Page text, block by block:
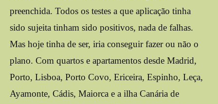
preenchida. Todos os testes a que aplicação tinha
sido sujeita tinham sido positivos, nada de falhas.
Mas hoje tinha de ser, iria conseguir fazer ou não o
plano. Com quartos e apartamentos desde Madrid,
Porto, Lisboa, Porto Covo, Ericeira, Espinho, Leça,
Ayamonte, Cádis, Maiorca e a ilha Canária de